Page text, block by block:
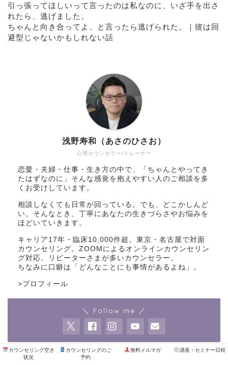
引っ張ってほしいって言ったのは私なのに、いざ手を出さ
れたら、逃げました。
ちゃんと向き合ってよ、と言ったら逃げられた。｜彼は回
避型じゃないかもしれない話
心理カウンセラー/トレーナー
浅野寿和（あさのひさお）
恋愛・夫婦・仕事・生き方の中で、「ちゃんとやってき
たはずなのに」そんな感覚を抱えやすい人のご相談を多
くお受けしています。
相談しなくても日常が回っている。でも、どこかしんど
い。そんなとき、丁寧にあなたの生きづらさやお悩みを
ほどいていきます。
キャリア17年・臨床10,000件超。東京・名古屋で対面
カウンセリング。ZOOMによるオンラインカウンセリン
グ対応。リピーターさまが多いカウンセラー。
ちなみに口癖は「どんなことにも事情があるよね」。
>プロフィール
＼ Follow me ／
カウンセリング空き
状況
カウンセリングのご
予約
無料メルマガ 講座・セミナー日程